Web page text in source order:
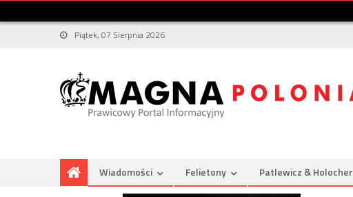
Piątek, 07 Sierpnia 2026
Wiadomości Felietony Patlewicz & Holocher